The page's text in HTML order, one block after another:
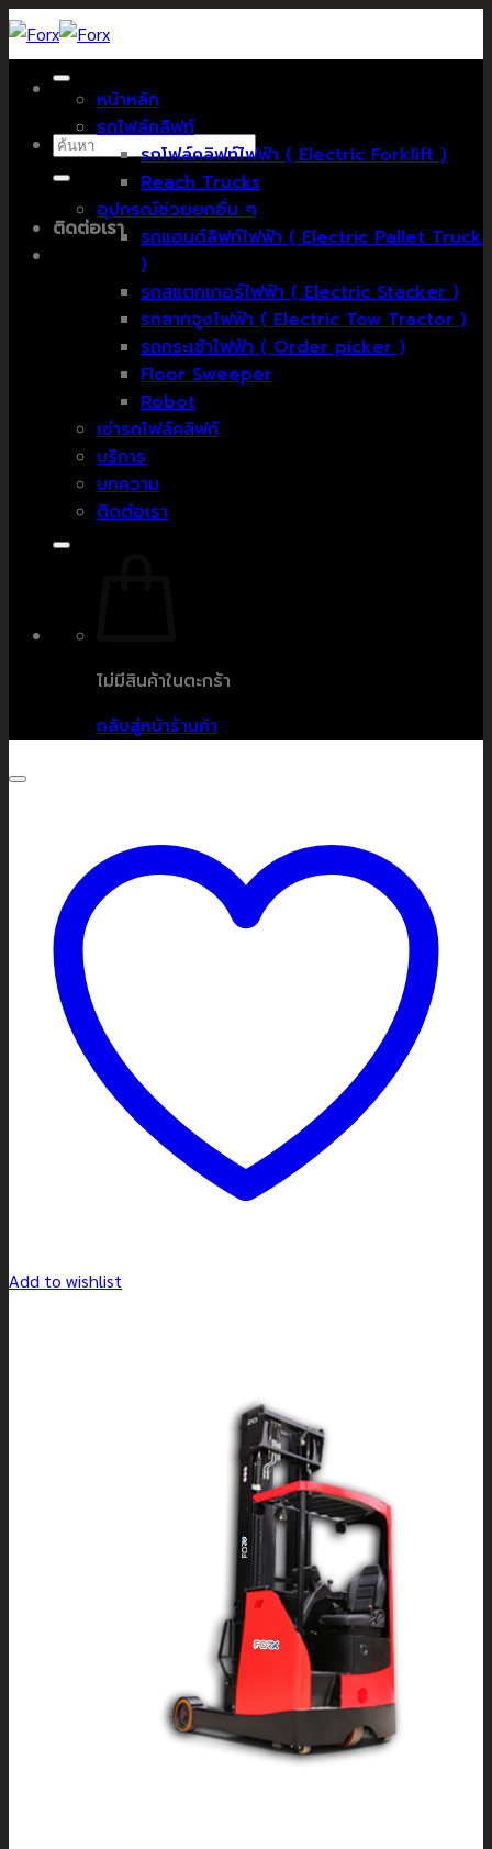
Skip
content
ค้นหา:
ติดต่อเรา
หน้าหลัก
รถโฟล์คลิฟท์
รถโฟล์คลิฟท์ไฟฟ้า ( Electric Forklift )
Reach Trucks
อุปกรณ์ช่วยยกอื่น ๆ
รถแฮนด์ลิฟท์ไฟฟ้า ( Electric Pallet Truck
)
รถสแตกเกอร์ไฟฟ้า ( Electric Stacker )
รถลากจูงไฟฟ้า ( Electric Tow Tractor )
รถกระเช้าไฟฟ้า ( Order picker )
Floor Sweeper
Robot
เช่ารถโฟล์คลิฟท์
บริการ
บทความ
ติดต่อเรา
ไม่มีสินค้าในตะกร้า
กลับสู่หน้าร้านค้า
Add to wishlist